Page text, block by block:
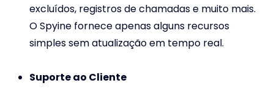
excluídos, registros de chamadas e muito mais.
O Spyine fornece apenas alguns recursos
simples sem atualização em tempo real.
Suporte ao Cliente